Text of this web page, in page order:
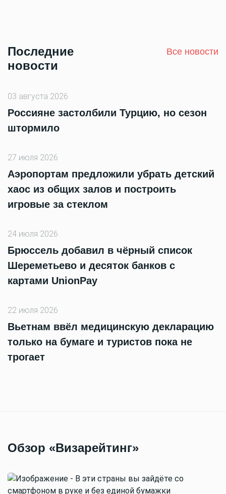
Последние
новости
Все новости
03 августа 2026
Россияне застолбили Турцию, но сезон
штормило
27 июля 2026
Аэропортам предложили убрать детский
хаос из общих залов и построить
игровые за стеклом
24 июля 2026
Брюссель добавил в чёрный список
Шереметьево и десяток банков с
картами UnionPay
22 июля 2026
Вьетнам ввёл медицинскую декларацию
только на бумаге и туристов пока не
трогает
Обзор «Визарейтинг»